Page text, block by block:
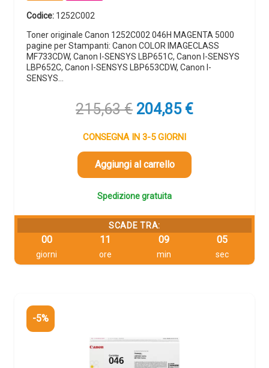
Codice: 1252C002
Toner originale Canon 1252C002 046H MAGENTA 5000
pagine per Stampanti: Canon COLOR IMAGECLASS
MF733CDW, Canon I-SENSYS LBP651C, Canon I-SENSYS
LBP652C, Canon I-SENSYS LBP653CDW, Canon I-
SENSYS…
215,63€ Il
originale
era:
215,63 €.
204,85 €Il
CONSEGNA IN 3-5 GIORNI
Aggiungi al carrello
Spedizione gratuita
SCADE TRA:
00
giorni
11
ore
09
min
04
sec
-5%